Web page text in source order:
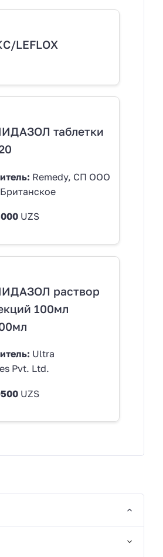
LEFLOX
таблетки
Remedy, СП ООО
UZS
раствор
100мл
Ultra
Pvt. Ltd.
UZS